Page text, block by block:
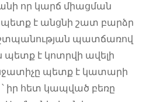
որ կարճ միացման
պետք է անցնի շատ բարձր
պատճառով
է կոտրվի ավելի
պետք է կատարի
իր հետ կապված բեռը